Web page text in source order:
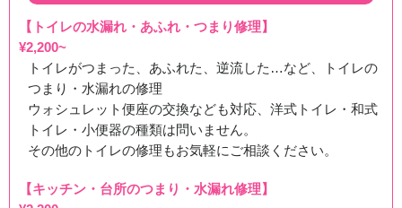
【トイレの水漏れ・あふれ・つまり修理】
¥2,200~
トイレがつまった、あふれた、逆流した…など、トイレの
つまり・水漏れの修理
ウォシュレット便座の交換なども対応、洋式トイレ・和式
トイレ・小便器の種類は問いません。
その他のトイレの修理もお気軽にご相談ください。
【キッチン・台所のつまり・水漏れ修理】